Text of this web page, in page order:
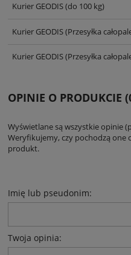
Kurier GEODIS(do 100 kg)
Kurier GEODIS(Przesyłka
Kurier GEODIS(Przesyłka
OPINIE O PRODUKCIE
Wyświetlane są wszystkie opinie
Weryfikujemy, czy pochodzą
produkt.
Imię lub pseudonim:
Twoja opinia: